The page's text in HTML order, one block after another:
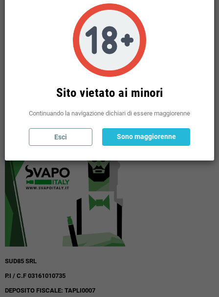
MINI SHOT 10 + 10 TPD
POD PRERICARICATE
SHOT 20 / 60 ML MIX SERIES
SUD85 SRL
P.I / C.F 03161010735
DEPOSITO FISCALE: TAPLI0007
Sito vietato ai minori
Continuando la navigazione dichiari di essere maggiorenne
Esci Sono maggiorenne